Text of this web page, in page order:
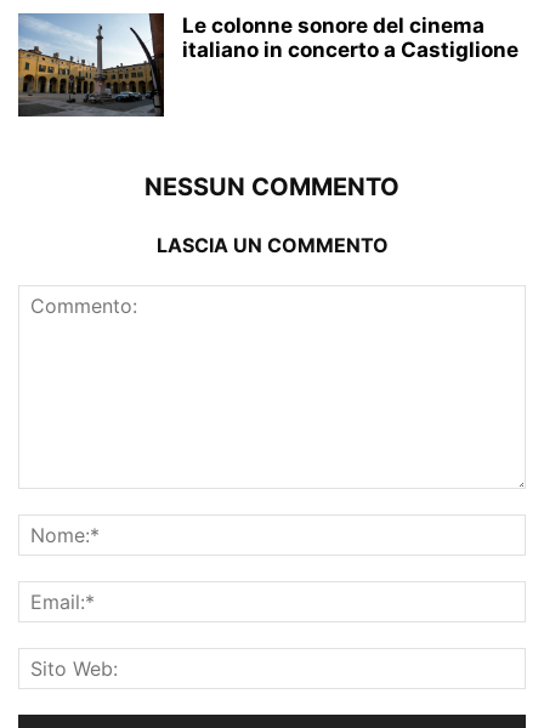
Le colonne sonore del cinema
italiano in concerto a Castiglione
NESSUN COMMENTO
LASCIA UN COMMENTO